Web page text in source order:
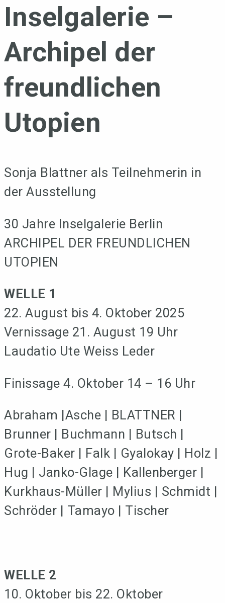
Inselgalerie –
Archipel der
freundlichen
Utopien
Sonja Blattner als Teilnehmerin in
der Ausstellung
30 Jahre Inselgalerie Berlin
ARCHIPEL DER FREUNDLICHEN
UTOPIEN
WELLE 1
22. August bis 4. Oktober 2025
Vernissage 21. August 19 Uhr
Laudatio Ute Weiss Leder
Finissage 4. Oktober 14 – 16 Uhr
Abraham |Asche | BLATTNER |
Brunner | Buchmann | Butsch |
Grote-Baker | Falk | Gyalokay | Holz |
Hug | Janko-Glage | Kallenberger |
Kurkhaus-Müller | Mylius | Schmidt |
Schröder | Tamayo | Tischer
WELLE 2
10. Oktober bis 22. Oktober